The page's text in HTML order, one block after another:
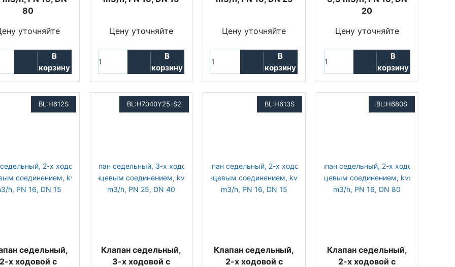
80
уточняйте
В
корзину
Цену уточняйте
В
корзину
Цену уточняйте
В
корзину
20
Цену уточняйте
В
корзину
BL:H612S
седельный,
2-х ходовой с
BL:H7040Y25-S2
Клапан седельный,
3-х ходовой с
BL:H613S
Клапан седельный,
2-х ходовой с
BL:H680S
Клапан седельный,
2-х ходовой с